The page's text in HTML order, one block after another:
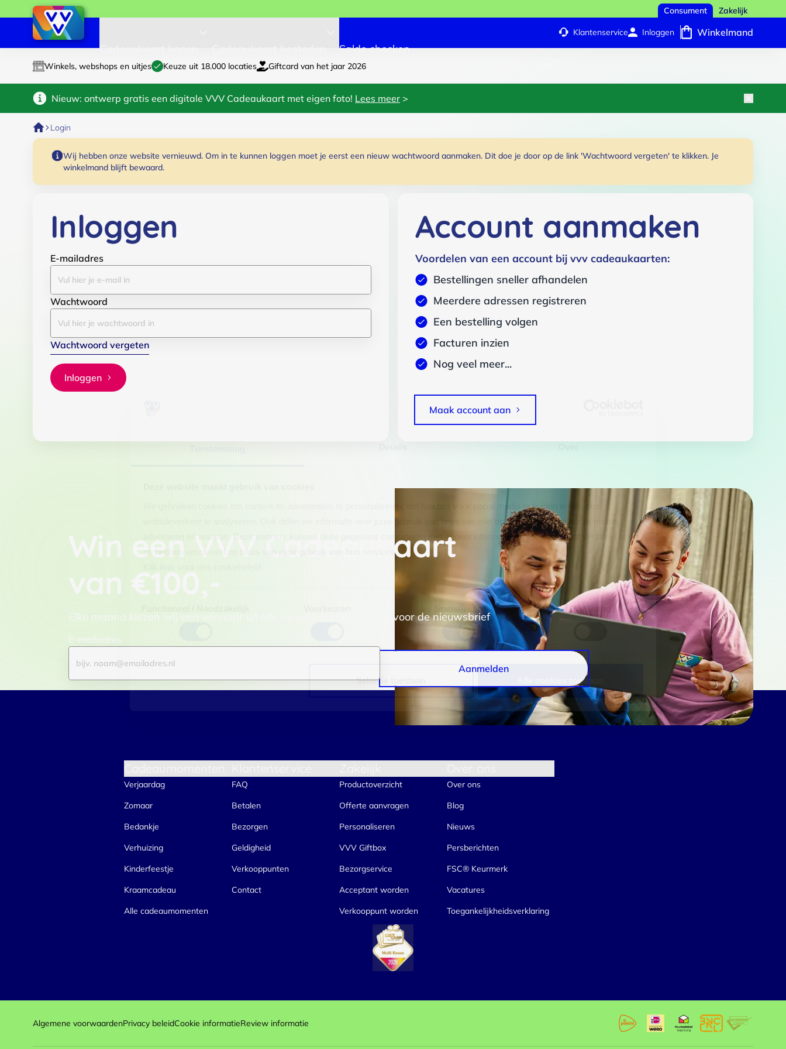
We gebruiken cookies om content en advertenties te personaliseren, om functies voor social media te bieden en om ons
websiteverkeer te analyseren. Ook delen we informatie over jouw gebruik van onze site met onze partners voor social media,
adverteren en analyse. Deze partners kunnen deze gegevens combineren met andere informatie die je aan ze hebt verstrekt of die
ze hebben verzameld op basis van jouw gebruik van hun services.
Toestemmingsselectie
Statistieken Marketing
Selectie toestaan Alle cookies toestaan
Consument Zakelijk
Saldo checken
Klantenservice Inloggen Winkelmand
Winkels, webshops en uitjes Keuze uit 18.000 locaties Giftcard van het jaar 2026
Nieuw: ontwerp gratis een digitale VVV Cadeaukaart met eigen foto! Lees meer >
Login
Wij hebben onze website vernieuwd. Om in te kunnen loggen moet je eerst een nieuw wachtwoord aanmaken. Dit doe je door op de link 'Wachtwoord vergeten' te klikken. Je
winkelmand blijft bewaard.
Inloggen
E-mailadres
Wachtwoord
Wachtwoord vergeten
Inloggen
Account aanmaken
Voordelen van een account bij vvv cadeaukaarten:
Bestellingen sneller afhandelen
Meerdere adressen registreren
Een bestelling volgen
Facturen inzien
Nog veel meer...
Maak account aan
Win een VVV Cadeaukaart
van €100,-
Elke maand kiezen wij een winnaar uit alle nieuwe aanmeldingen voor de nieuwsbrief
E-mailadres
Aanmelden
Verjaardag
Zomaar
Bedankje
Verhuizing
Kinderfeestje
Kraamcadeau
Alle cadeaumomenten
FAQ
Betalen
Bezorgen
Geldigheid
Verkooppunten
Contact
Productoverzicht
Offerte aanvragen
Personaliseren
VVV Giftbox
Bezorgservice
Acceptant worden
Verkooppunt worden
Over ons
Blog
Nieuws
Persberichten
FSC® Keurmerk
Vacatures
Toegankelijkheidsverklaring
Algemene voorwaardenPrivacy beleidCookie informatieReview informatie